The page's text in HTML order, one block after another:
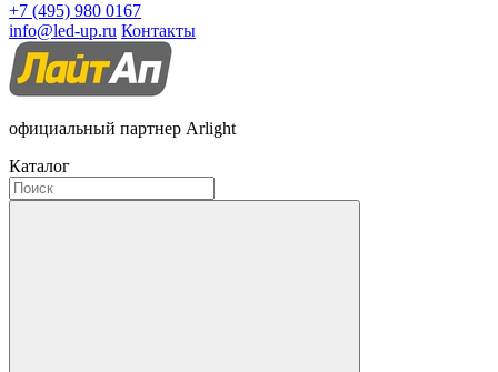
+7 (495) 980 0167
info@led-up.ru Контакты
официальный партнер Arlight
Каталог